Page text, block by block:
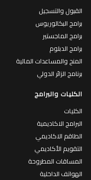
القبول والتسجيل
برامج البكالوريوس
برامج الماجستير
برامج الدبلوم
المنح والمساعدات المالية
برنامج الزائر الدولي
الكليات والبرامج
الكليات
البرامج الاكاديمية
الطاقم الاكاديمي
التقويم الأكاديمي
المساقات المطروحة
الهواتف الداخلية